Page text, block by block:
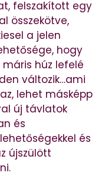
felszakított egy
összekötve,
a jelen
hogy
húz lefelé
változik…ami
lehet másképp
új távlatok
és
és
újszülött